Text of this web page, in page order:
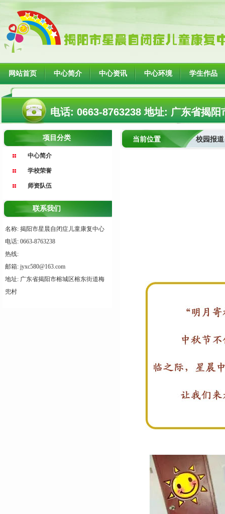
网站首页 中心简介 中心资讯 中心环境 学生作品
电话: 0663-8763238 地址: 广东省揭
项目分类
中心简介
学校荣誉
师资队伍
联系我们
名称: 揭阳市星晨自闭症儿童康复中心
电话: 0663-8763238
热线:
邮箱: jyxc580@163.com
地址: 广东省揭阳市榕城区榕东街道梅
兜村
当前位置 校园报道